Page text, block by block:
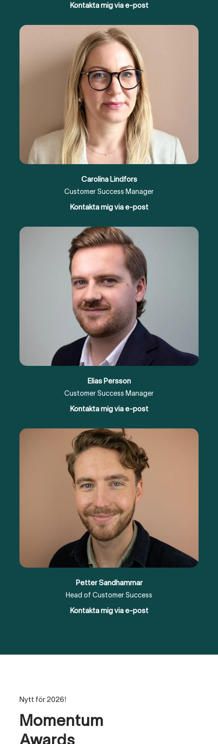
Kontakta mig via e-post
Carolina Lindfors
Customer Success Manager
Kontakta mig via e-post
Elias Persson
Customer Success Manager
Kontakta mig via e-post
Petter Sandhammar
Head of Customer Success
Kontakta mig via e-post
Nytt för 2026!
Momentum
Awards